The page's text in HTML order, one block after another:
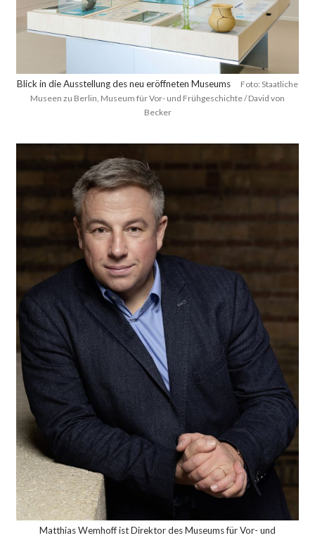
Blick in die Ausstellung des neu eröffneten Museums
Foto: Staatliche
Museen zu Berlin, Museum für Vor- und Frühgeschichte / David von
Becker
Matthias Wemhoff ist Direktor des Museums für Vor- und